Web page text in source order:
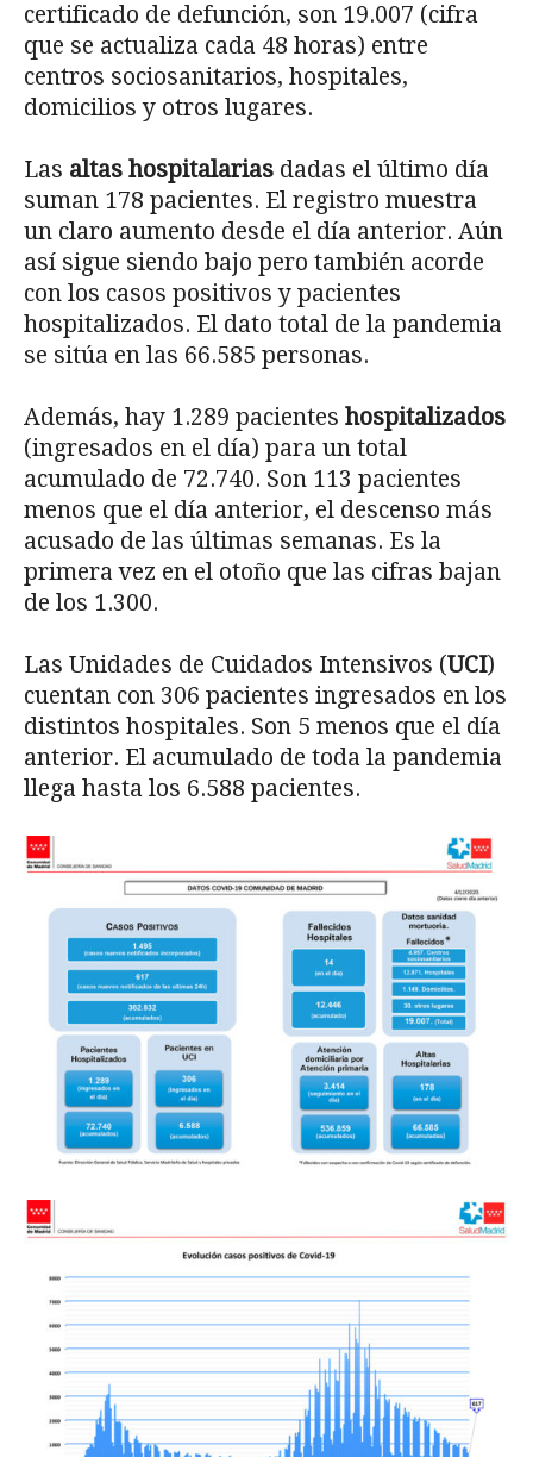
certificado de defunción, son 19.007 (cifra
que se actualiza cada 48 horas) entre
centros sociosanitarios, hospitales,
domicilios y otros lugares.
Las altas hospitalarias dadas el último día
suman 178 pacientes. El registro muestra
un claro aumento desde el día anterior. Aún
así sigue siendo bajo pero también acorde
con los casos positivos y pacientes
hospitalizados. El dato total de la pandemia
se sitúa en las 66.585 personas.
Además, hay 1.289 pacientes hospitalizados
(ingresados en el día) para un total
acumulado de 72.740. Son 113 pacientes
menos que el día anterior, el descenso más
acusado de las últimas semanas. Es la
primera vez en el otoño que las cifras bajan
de los 1.300.
Las Unidades de Cuidados Intensivos (UCI)
cuentan con 306 pacientes ingresados en los
distintos hospitales. Son 5 menos que el día
anterior. El acumulado de toda la pandemia
llega hasta los 6.588 pacientes.